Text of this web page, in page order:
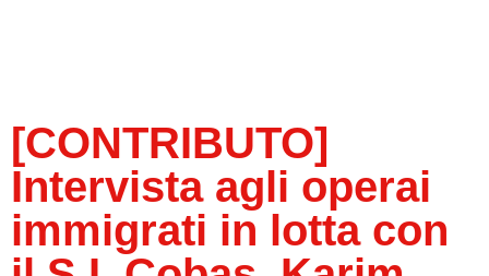
[CONTRIBUTO]
Intervista agli operai
immigrati in lotta con